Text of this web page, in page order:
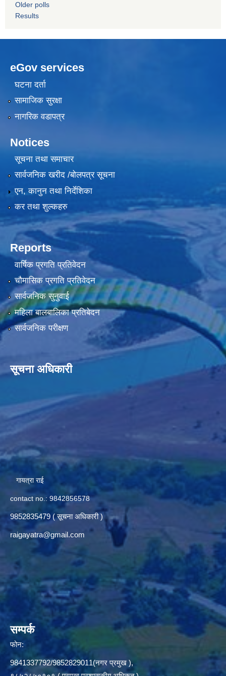
Older polls
Results
eGov services
घटना दर्ता
सामाजिक सुरक्षा
नागरिक वडापत्र
Notices
सूचना तथा समाचार
सार्वजनिक खरीद /बोलपत्र सूचना
एन, कानुन तथा निर्देशिका
कर तथा शुल्कहरु
Reports
वार्षिक प्रगति प्रतिवेदन
चौमासिक प्रगति प्रतिवेदन
सार्वजनिक सुनुवाई
महिला बालबालिका प्रतिबेदन
सार्वजनिक परीक्षण
सूचना अधिकारी
गायत्रा राई
contact no.: 9842856578
9852835479 ( सूचना अधिकारी )
raigayatra@gmail.com
सम्पर्क
फोन:
9841337792/9852829011(नगर प्रमुख ),